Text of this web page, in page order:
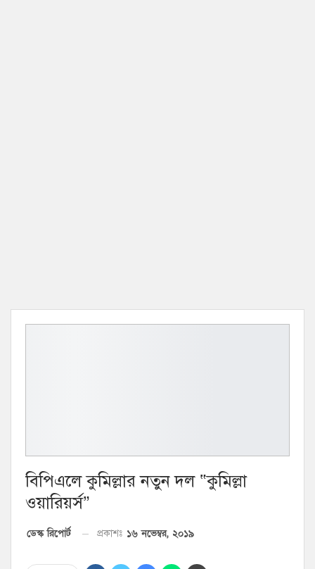
বিপিএলে কুমিল্লার নতুন দল “কুমিল্লা
ওয়ারিয়র্স”
ডেস্ক রিপোর্ট প্রকাশঃ ১৬ নভেম্বর, ২০১৯